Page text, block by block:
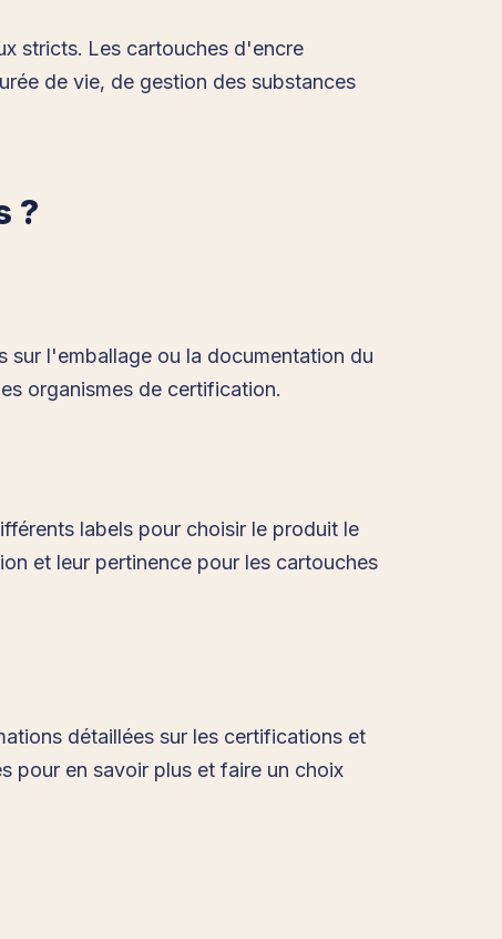
stricts. Les cartouches d'encre
de vie, de gestion des substances
?
l'emballage ou la documentation du
organismes de certification.
labels pour choisir le produit le
et leur pertinence pour les cartouches
détaillées sur les certifications et
pour en savoir plus et faire un choix